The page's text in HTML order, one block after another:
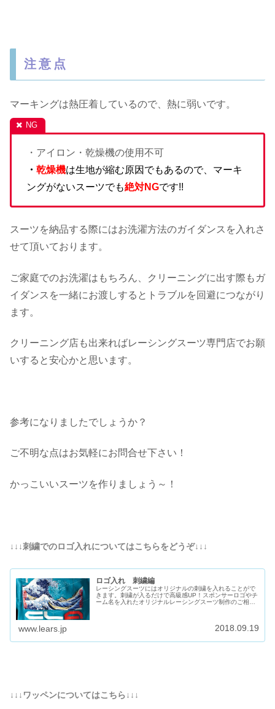
注意点
マーキングは熱圧着しているので、熱に弱いです。
・アイロン・乾燥機の使用不可
・ 乾燥機は生地が縮む原因でもあるので、マーキ
ングがないスーツでも絶対NGです!!
スーツを納品する際にはお洗濯方法のガイダンスを入れさ
せて頂いております。
ご家庭でのお洗濯はもちろん、クリーニングに出す際もガ
イダンスを一緒にお渡しするとトラブルを回避につながり
ます。
クリーニング店も出来ればレーシングスーツ専門店でお願
いすると安心かと思います。
参考になりましたでしょうか？
ご不明な点はお気軽にお問合せ下さい！
かっこいいスーツを作りましょう～！
↓↓↓刺繍でのロゴ入れについてはこちらをどうぞ↓↓↓
ロゴ入れ 刺繍編
レーシングスーツにはオリジナルの刺繍を入れることがで
きます。刺繍が入るだけで高級感UP！スポンサーロゴやチ
ーム名を入れたオリジナルレーシングスーツ制作のご相談
www.lears.jp 2018.09.19
↓↓↓ワッペンについてはこちら↓↓↓